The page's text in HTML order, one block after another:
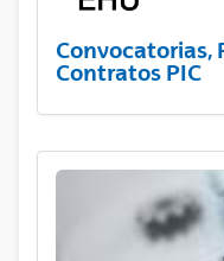
Convocatorias,
Contratos PIC